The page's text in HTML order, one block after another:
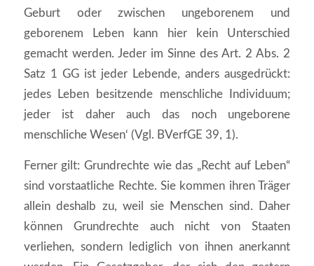
Geburt oder zwischen ungeborenem und
geborenem Leben kann hier kein Unterschied
gemacht werden. Jeder im Sinne des Art. 2 Abs. 2
Satz 1 GG ist jeder Lebende, anders ausgedrückt:
jedes Leben besitzende menschliche Individuum;
jeder ist daher auch das noch ungeborene
menschliche Wesen‘ (Vgl. BVerfGE 39, 1).
Ferner gilt: Grundrechte wie das „Recht auf Leben“
sind vorstaatliche Rechte. Sie kommen ihren Träger
allein deshalb zu, weil sie Menschen sind. Daher
können Grundrechte auch nicht von Staaten
verliehen, sondern lediglich von ihnen anerkannt